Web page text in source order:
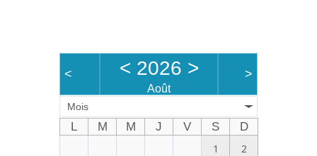
Bénévoles
Vidéos
Boutique
< < 2026 >
Août
>
Mois
L M M J V S
D
1
2